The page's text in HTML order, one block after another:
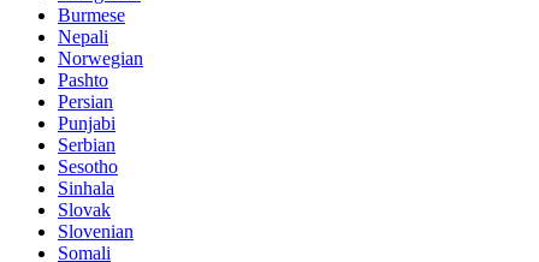
Burmese
Nepali
Norwegian
Pashto
Persian
Punjabi
Serbian
Sesotho
Sinhala
Slovak
Slovenian
Somali